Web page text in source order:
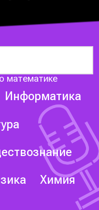
математике
Информатика
Химия